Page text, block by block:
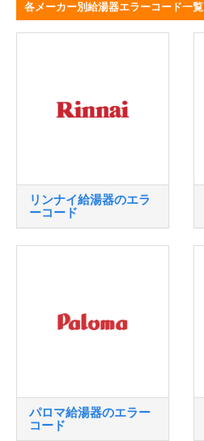
各メーカー別給湯器エラーコード一覧
リンナイ給湯器のエラ
ーコード
パロマ給湯器のエラー
コード